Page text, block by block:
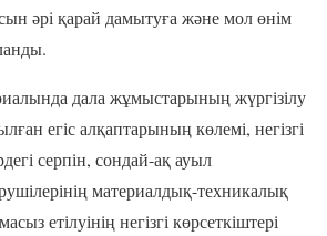
әрі қарай дамытуға және мол өнім
дала жұмыстарының жүргізілу
егіс алқаптарының көлемі, негізгі
серпін, сондай-ақ ауыл
материалдық-техникалық
етілуінің негізгі көрсеткіштері